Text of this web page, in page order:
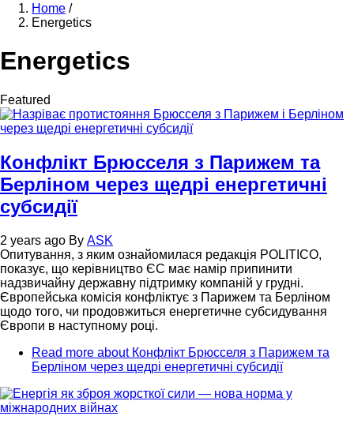
Home /
Energetics
Energetics
Featured
Конфлікт Брюсселя з Парижем та
Берліном через щедрі енергетичні
субсидії
2 years ago By ASK
Опитування, з яким ознайомилася редакція POLITICO,
показує, що керівництво ЄС має намір припинити
надзвичайну державну підтримку компаній у грудні.
Європейська комісія конфліктує з Парижем та Берліном
щодо того, чи продовжиться енергетичне субсидування
Європи в наступному році.
Read more about Конфлікт Брюсселя з Парижем та
Берліном через щедрі енергетичні субсидії